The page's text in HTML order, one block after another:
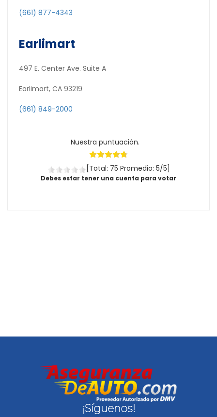
(661) 877-4343
Earlimart
497 E. Center Ave. Suite A
Earlimart, CA 93219
(661) 849-2000
Nuestra puntuación.
[Total: 75 Promedio: 5/5]
Debes estar tener una cuenta para votar
¡Síguenos!